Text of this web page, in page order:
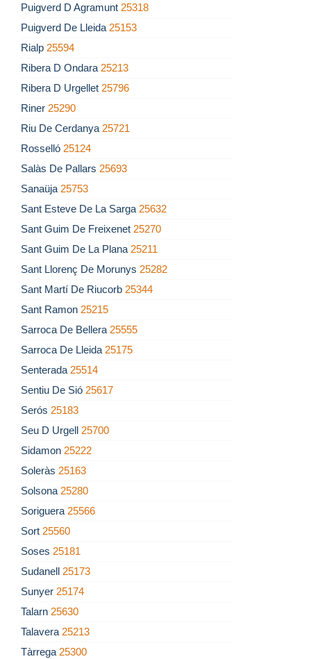
Puigverd D Agramunt 25318
Puigverd De Lleida 25153
Rialp 25594
Ribera D Ondara 25213
Ribera D Urgellet 25796
Riner 25290
Riu De Cerdanya 25721
Rosselló 25124
Salàs De Pallars 25693
Sanaüja 25753
Sant Esteve De La Sarga 25632
Sant Guim De Freixenet 25270
Sant Guim De La Plana 25211
Sant Llorenç De Morunys 25282
Sant Martí De Riucorb 25344
Sant Ramon 25215
Sarroca De Bellera 25555
Sarroca De Lleida 25175
Senterada 25514
Sentiu De Sió 25617
Serós 25183
Seu D Urgell 25700
Sidamon 25222
Soleràs 25163
Solsona 25280
Soriguera 25566
Sort 25560
Soses 25181
Sudanell 25173
Sunyer 25174
Talarn 25630
Talavera 25213
Tàrrega 25300